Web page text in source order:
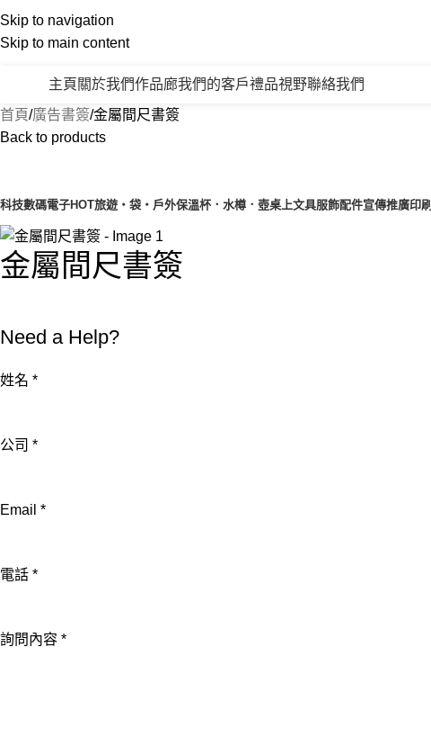
Skip to navigation
Skip to main content
主頁 關於我們作品廊我們的客戶禮品視野聯絡我們
首頁 廣告書簽 金屬間尺書簽
Back to products
科技數碼電子HOT旅遊‧袋‧戶外保溫杯．水樽．壺桌上文具服飾配件宣傳推廣印刷
金屬間尺書簽
Need a Help?
姓名 *
公司 *
Email *
電話 *
Email
詢問內容 *